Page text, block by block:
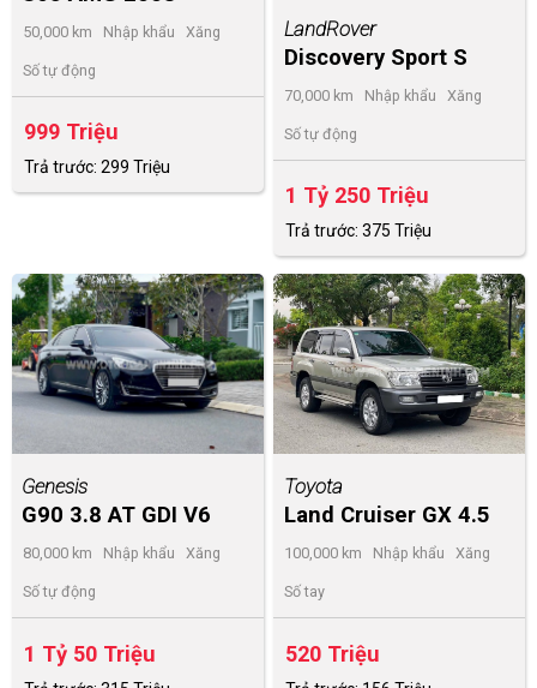
50,000 km Nhập khẩu Xăng
Số tự động
999 Triệu
Trả trước: 299 Triệu
LandRover
Discovery Sport S
2020
70,000 km Nhập khẩu Xăng
Số tự động
1 Tỷ 250 Triệu
Trả trước: 375 Triệu
Genesis
G90 3.8 AT GDI V6
2016
80,000 km Nhập khẩu Xăng
Số tự động
1 Tỷ 50 Triệu
Toyota
Land Cruiser GX 4.5
2007
100,000 km Nhập khẩu Xăng
Số tay
520 Triệu